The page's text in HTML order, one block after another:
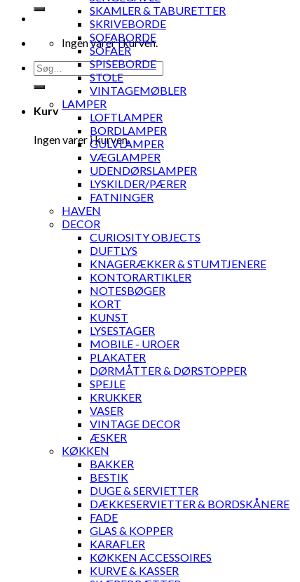
Ingen varer i kurven.
Søg
efter:
Kurv
Ingen varer i kurven.
SKAMLER & TABURETTER
SKRIVEBORDE
SOFABORDE
SOFAER
SPISEBORDE
STOLE
VINTAGEMØBLER
LAMPER
LOFTLAMPER
BORDLAMPER
GULVLAMPER
VÆGLAMPER
UDENDØRSLAMPER
LYSKILDER/PÆRER
FATNINGER
HAVEN
DECOR
CURIOSITY OBJECTS
DUFTLYS
KNAGERÆKKER & STUMTJENERE
KONTORARTIKLER
NOTESBØGER
KORT
KUNST
LYSESTAGER
MOBILE - UROER
PLAKATER
DØRMÅTTER & DØRSTOPPER
SPEJLE
KRUKKER
VASER
VINTAGE DECOR
ÆSKER
KØKKEN
BAKKER
BESTIK
DUGE & SERVIETTER
DÆKKESERVIETTER & BORDSKÅNERE
FADE
GLAS & KOPPER
KARAFLER
KØKKEN ACCESSOIRES
KURVE & KASSER